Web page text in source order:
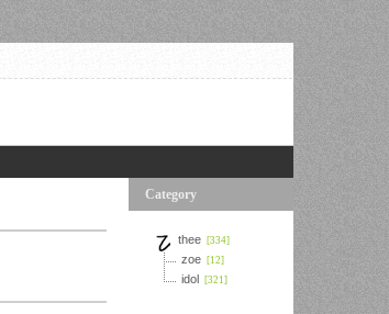
Category
thee [334]
zoe [12]
idol [321]